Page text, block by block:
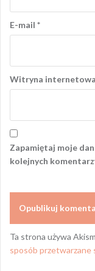
E-mail *
Witryna internetowa
Zapamiętaj moje
kolejnych
Ta strona używa
sposób przetwarzane